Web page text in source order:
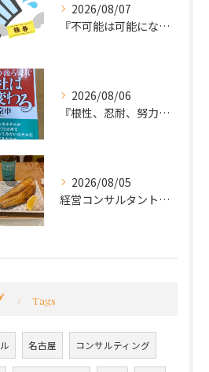
2026/08/07
『不可能は可能になる』
2026/08/06
『根性、忍耐、努力という言葉は死語なのか』
2026/08/05
経営コンサルタントのモーちゃん・毛利京申です。
Tags
名古屋 コンサルティング